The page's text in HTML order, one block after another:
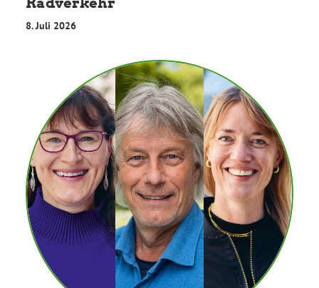
8. Juli 2026